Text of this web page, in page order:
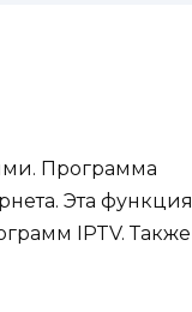
Программа
Эта функция
IPTV. Также